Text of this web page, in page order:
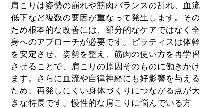
肩こりは姿勢の崩れや筋肉バランスの乱れ、血流
低下など複数の要因が重なって発生します。その
ため根本的な改善には、部分的なケアではなく全
身へのアプローチが必要です。ピラティスは体幹
を安定させ、姿勢を整え、筋肉の使い方を再学習
させることで、肩こりの原因そのものに働きかけ
ます。さらに血流や自律神経にも好影響を与える
ため、再発しにくい身体づくりにつながる点が大
きな特長です。慢性的な肩こりに悩んでいる方